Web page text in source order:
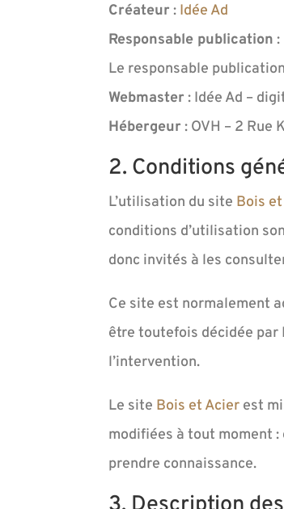
Créateur : Idée Ad
Responsable publication :
Le responsable
Webmaster : Idée Ad –
Hébergeur : OVH – 2 Rue
2. Conditions
L’utilisation du site Bois
conditions d’utilisation
donc invités à les
Ce site est normalement
être toutefois décidée par
l’intervention.
Le site Bois et Acier est
modifiées à tout moment :
prendre connaissance.